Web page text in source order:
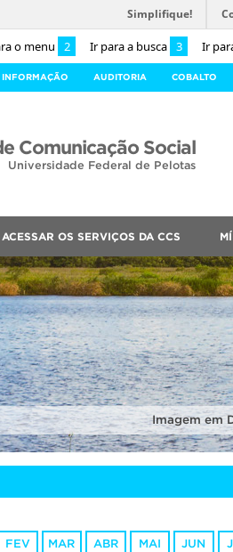
o menu 2 Ir para a busca 3 Ir
Simplifique!
INFORMAÇÃO AUDITORIA COBALTO
Comunicação Social
Universidade Federal de Pelotas
ACESSAR OS SERVIÇOS DA CCS
Imagem em
FEV MAR ABR MAI JUN